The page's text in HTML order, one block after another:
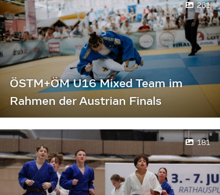
261
ÖSTM+ÖM U16 Mixed Team im
Rahmen der Austrian Finals
181